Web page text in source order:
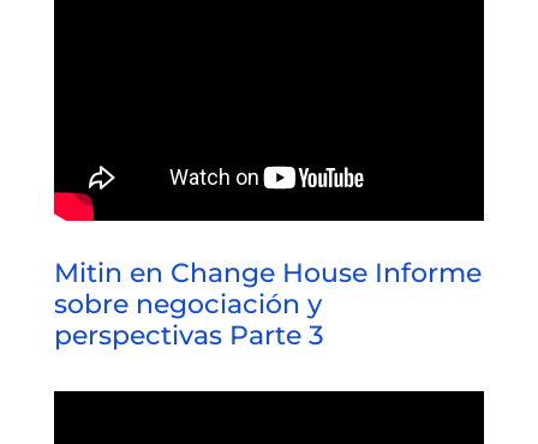
Mitin en Change House Informe
sobre negociación y
perspectivas Parte 3